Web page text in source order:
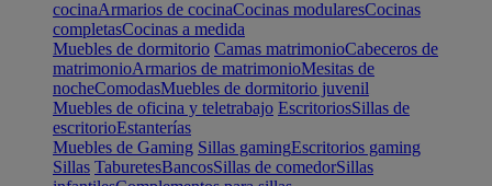
cocinaArmarios de cocinaCocinas modularesCocinas
completasCocinas a medida
Muebles de dormitorio Camas matrimonioCabeceros de
matrimonioArmarios de matrimonioMesitas de
nocheComodasMuebles de dormitorio juvenil
Muebles de oficina y teletrabajo EscritoriosSillas de
escritorioEstanterías
Muebles de Gaming Sillas gamingEscritorios gaming
Sillas TaburetesBancosSillas de comedorSillas